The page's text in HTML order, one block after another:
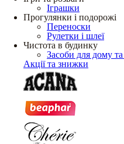
Іграшки
Прогулянки і подорожі
Переноски
Рулетки і шлеї
Чистота в будинку
Засоби для дому та
Акції та знижки